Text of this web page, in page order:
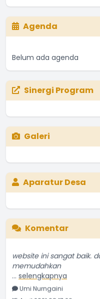
Agenda
Belum ada agenda
Sinergi Program
Galeri
Aparatur Desa
Komentar
memudahkan
...selengkapnya
Umi Nurngaini
15 April 2021 08:17:26